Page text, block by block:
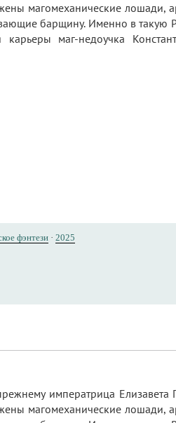
магомеханические лошади,
барщину. Именно в такую
маг-недоучка
фэнтези · 2025
императрица Елизавета
магомеханические лошади,